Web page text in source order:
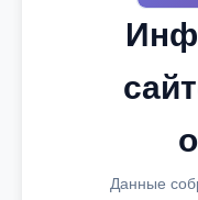
Данные